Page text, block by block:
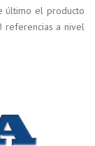
último el producto
referencias a nivel